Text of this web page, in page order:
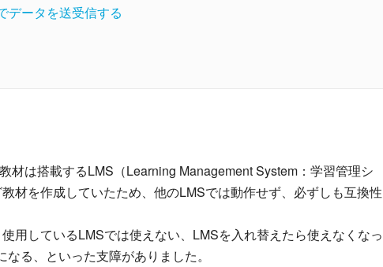
データを送受信する
材は搭載するLMS（Learning Management System：学習管理シ
材を作成していたため、他のLMSでは動作せず、必ずしも互換性
用しているLMSでは使えない、LMSを入れ替えたら使えなくなっ
る、といった支障がありました。